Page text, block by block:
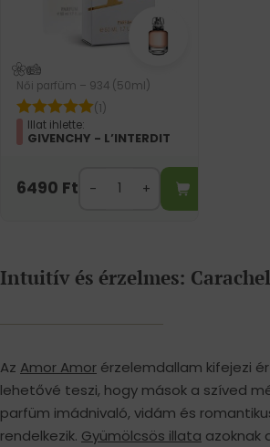
Női parfüm – 934 (50ml)
(1)
Illat ihlette:
GIVENCHY - L’INTERDIT
6490 Ft
Intuitív és érzelmes:
Az Amor Amor érzelemdallam kifejezi
lehetővé teszi, hogy mások a szíved
parfüm imádnivaló, vidám és
rendelkezik. Gyümölcsös illata azoknak